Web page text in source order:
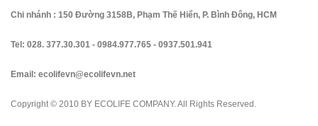
Chi nhánh : 150 Đường 3158B, Phạm Thế Hiển, P. Bình Đông, HCM
Tel: 028. 377.30.301 - 0984.977.765 - 0937.501.941
Email: ecolifevn@ecolifevn.net
Copyright © 2010 BY ECOLIFE COMPANY. All Rights Reserved.